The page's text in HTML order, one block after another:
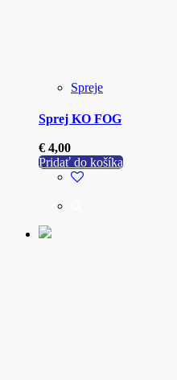
Spreje
Sprej KO FOG
€ 4,00
Pridať do košíka